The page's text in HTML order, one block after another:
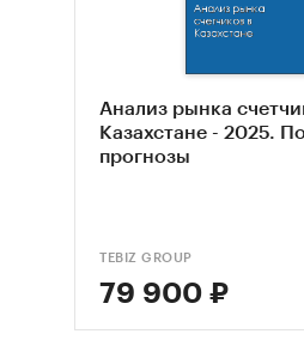
Анализ рынка
Казахстане - 2025.
прогнозы
TEBIZ GROUP
79 900 ₽